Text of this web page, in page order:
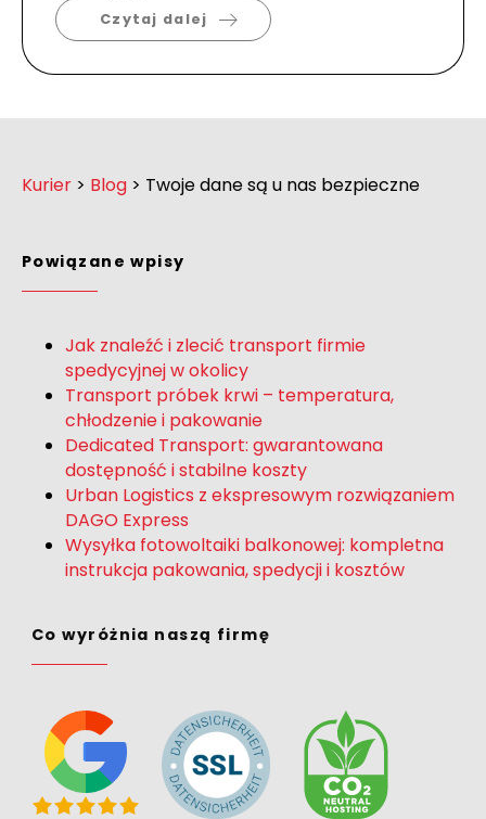
Czytaj dalej
Kurier > Blog > Twoje dane są u nas bezpieczne
Powiązane wpisy
Jak znaleźć i zlecić transport firmie
spedycyjnej w okolicy
Transport próbek krwi – temperatura,
chłodzenie i pakowanie
Dedicated Transport: gwarantowana
dostępność i stabilne koszty
Urban Logistics z ekspresowym rozwiązaniem
DAGO Express
Wysyłka fotowoltaiki balkonowej: kompletna
instrukcja pakowania, spedycji i kosztów
Co wyróżnia naszą firmę